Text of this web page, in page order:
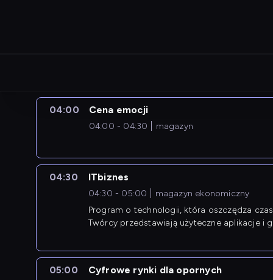
04:00 Cena emocji
04:00 - 04:30 magazyn
04:30 ITbiznes
04:30 - 05:00
magazyn ekonomiczny
Program o technologii, która oszczędza
Twórcy przedstawiają użyteczne aplikacje i
05:00 Cyfrowe rynki dla opornych